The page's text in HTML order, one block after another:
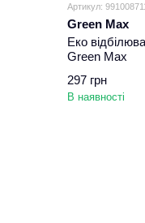
Артикул:
Green Max
Еко
Green Max
297 грн
В наявності